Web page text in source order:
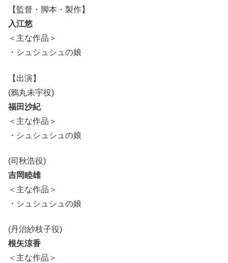
【監督・脚本・製作】
入江悠
＜主な作品＞
・シュシュシュの娘
【出演】
(鴉丸未宇役)
福田沙紀
＜主な作品＞
・シュシュシュの娘
(司秋浩役)
吉岡睦雄
＜主な作品＞
・シュシュシュの娘
(丹治紗枝子役)
根矢涼香
＜主な作品＞